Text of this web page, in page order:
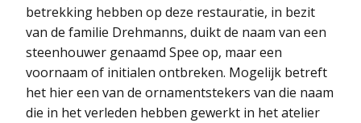
betrekking hebben op deze restauratie, in bezit
van de familie Drehmanns, duikt de naam van een
steenhouwer genaamd Spee op, maar een
voornaam of initialen ontbreken. Mogelijk betreft
het hier een van de ornamentstekers van die naam
die in het verleden hebben gewerkt in het atelier